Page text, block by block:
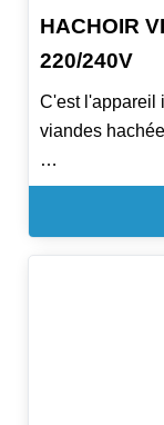
HACHOIR
220/240V
C'est l'appareil
viandes
Il est capable
compris les
3mm, ø 4.5
Jeu de 3
adapter sur